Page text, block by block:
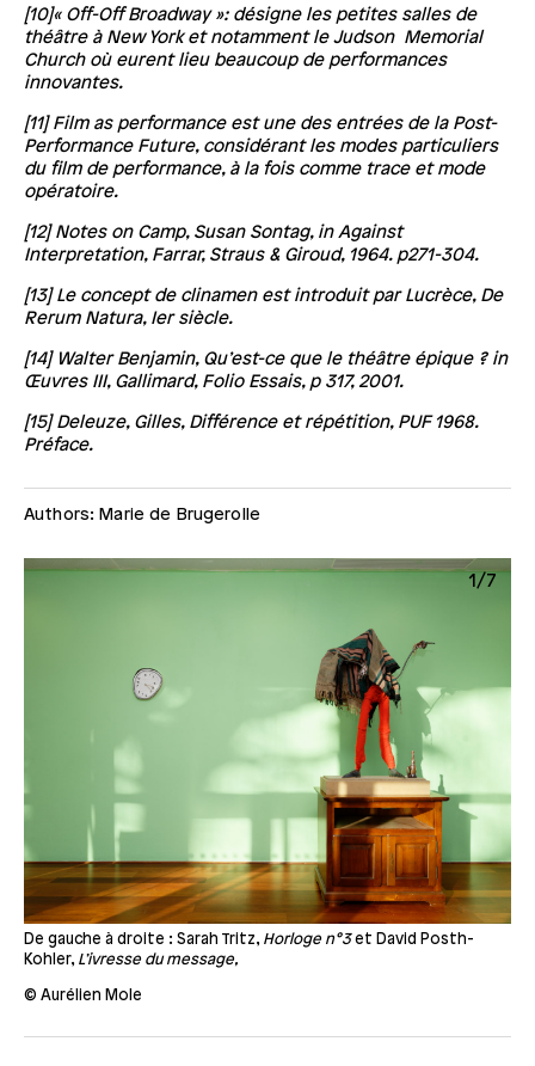
[10]« Off-Off Broadway »: désigne les petites salles de
théâtre à New York et notamment le Judson Memorial
Church où eurent lieu beaucoup de performances
innovantes.
[11] Film as performance est une des entrées de la Post-
Performance Future, considérant les modes particuliers
du film de performance, à la fois comme trace et mode
opératoire.
[12] Notes on Camp, Susan Sontag, in Against
Interpretation, Farrar, Straus & Giroud, 1964. p271-304.
[13] Le concept de clinamen est introduit par Lucrèce, De
Rerum Natura, Ier siècle.
[14] Walter Benjamin, Qu’est-ce que le théâtre épique ? in
Œuvres III, Gallimard, Folio Essais, p 317, 2001.
[15] Deleuze, Gilles, Différence et répétition, PUF 1968.
Préface.
Authors: Marie de Brugerolle
1/7
De gauche à droite : Sarah Tritz, Horloge n°3et David Posth-
Kohler, L’ivresse du message,
© Aurélien Mole